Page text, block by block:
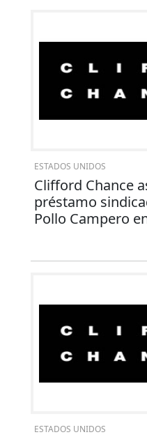
ESTADOS UNIDOS
Clifford Chance
préstamo
Pollo Campero
ESTADOS UNIDOS